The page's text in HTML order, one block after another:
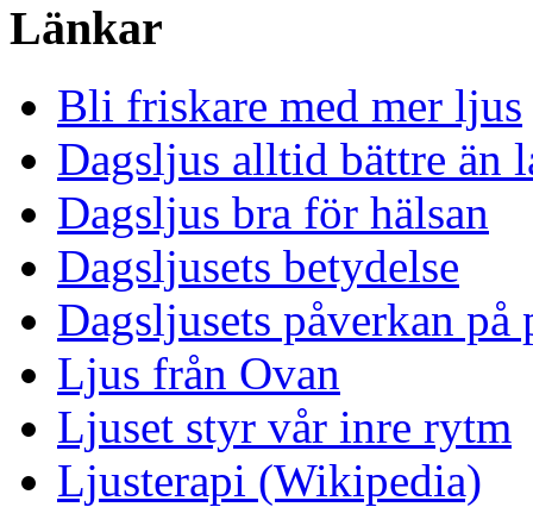
Länkar
Bli friskare med mer ljus
Dagsljus alltid bättre än
Dagsljus bra för hälsan
Dagsljusets betydelse
Dagsljusets påverkan på
Ljus från Ovan
Ljuset styr vår inre rytm
Ljusterapi (Wikipedia)